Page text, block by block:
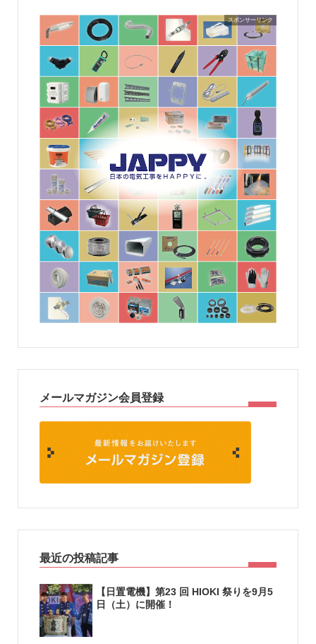
メールマガジン会員登録
最近の投稿記事
【日置電機】第23 回 HIOKI 祭りを9月5
日（土）に開催！